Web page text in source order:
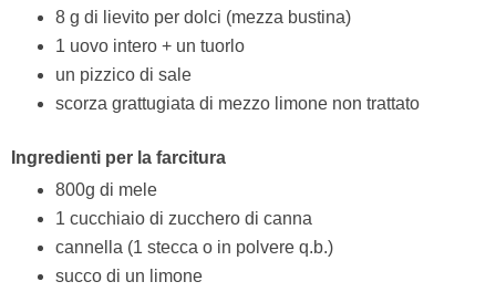
8 g di lievito per dolci (mezza bustina)
1 uovo intero + un tuorlo
un pizzico di sale
scorza grattugiata di mezzo limone non trattato
Ingredienti per la farcitura
800g di mele
1 cucchiaio di zucchero di canna
cannella (1 stecca o in polvere q.b.)
succo di un limone